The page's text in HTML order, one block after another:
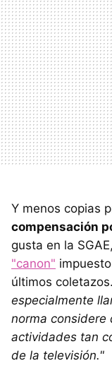
Y menos copias
compensación
gusta en la
"canon"
últimos
especialmente
norma considere
actividades tan
de la televisión."